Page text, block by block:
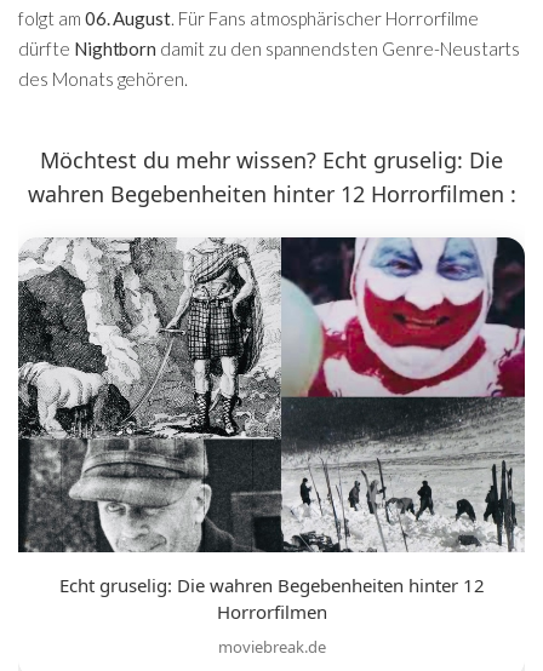
folgt am 06. August. Für Fans atmosphärischer Horrorfilme
dürfte Nightborn damit zu den spannendsten Genre-Neustarts
des Monats gehören.
Möchtest du mehr wissen? Echt gruselig: Die
wahren Begebenheiten hinter 12 Horrorfilmen :
Echt gruselig: Die wahren Begebenheiten hinter 12
Horrorfilmen
moviebreak.de